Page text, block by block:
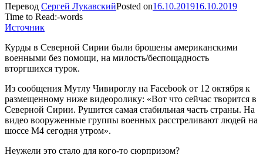
Перевод Сергей ЛукавскийPosted on16.10.201916.10.2019
Time to Read:-words
Источник
Курды в Северной Сирии были брошены американскими
военными без помощи, на милость/беспощадность
вторгшихся турок.
Из сообщения Мутлу Чивироглу на Facebook от 12 октября к
размещенному ниже видеоролику: «Вот что сейчас творится в
Северной Сирии. Рушится самая стабильная часть страны. На
видео вооруженные группы военных расстреливают людей на
шоссе М4 сегодня утром».
Неужели это стало для кого-то сюрпризом?